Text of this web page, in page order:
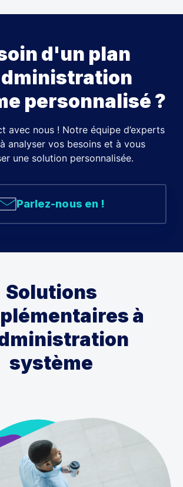
d'un plan
personnalisé ?
avec nous ! Notre équipe d’experts
analyser vos besoins et à vous
une solution personnalisée.
Parlez-nous en !
Solutions
à
système